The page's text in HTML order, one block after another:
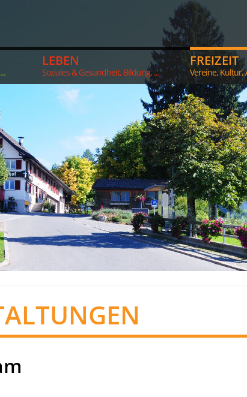
LEBEN
Soziales & Gesundheit, Bildung, ...
FREIZEIT
Vereine, Kultur,